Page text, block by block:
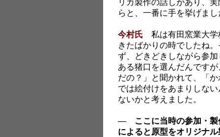
リカ製作の話しがあり、
らと、一番に手を挙げまし
今村氏 私は有田窯業大学
きたばかりの時でしたね
ず、どきどきしながら参
ある猪口を選んだんです
だの？」と聞かれて、「
では絵付けをあまりしな
ないかと考えました。
― ここに当時の参加・製
によると原型をオリジナ